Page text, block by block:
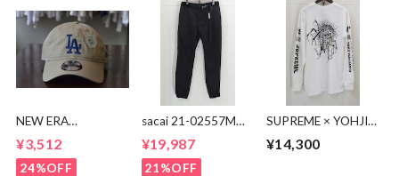
NEW ERA
¥3,512
24%OFF
sacai 21-02557M
¥19,987
21%OFF
SUPREME × YOHJI
Tee
¥14,300